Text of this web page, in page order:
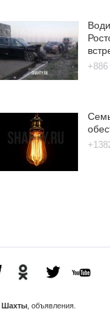
+886
Шахты, объявления.